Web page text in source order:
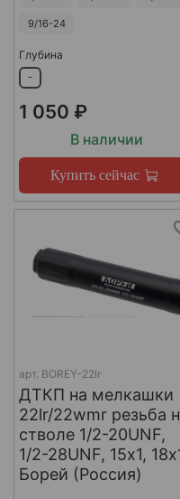
9/16-24
Глубина
-
1 050 ₽
В наличии
Купить сейчас
арт. BOREY-22lr
ДТКП на мелкашки
22lr/22wmr резьба
стволе 1/2-20UNF,
1/2-28UNF, 15х1,
Борей (Россия)